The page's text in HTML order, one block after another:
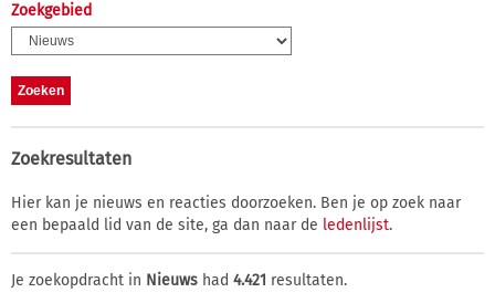
Zoekgebied
Zoekresultaten
Hier kan je nieuws en reacties doorzoeken. Ben je op zoek naar
een bepaald lid van de site, ga dan naar de ledenlijst.
Je zoekopdracht in Nieuws had 4.421 resultaten.